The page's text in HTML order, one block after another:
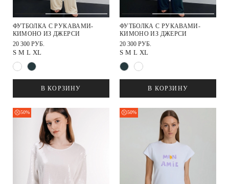
ФУТБОЛКА С РУКАВАМИ-
КИМОНО ИЗ ДЖЕРСИ
20 300 РУБ.
S M L XL
В КОРЗИНУ
ФУТБОЛКА С РУКАВАМИ-
КИМОНО ИЗ ДЖЕРСИ
20 300 РУБ.
S M L XL
В КОРЗИНУ
50% 50%